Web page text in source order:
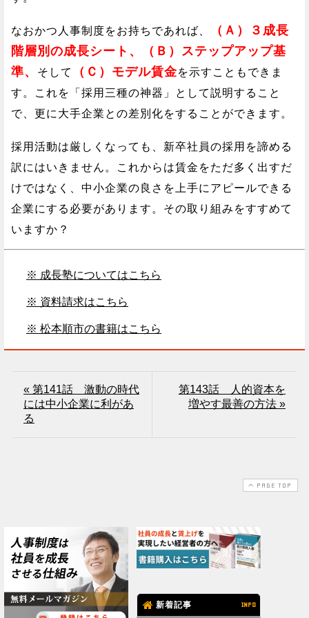
なおかつ人事制度をお持ちであれば、
（Ａ）３成長
階層別の成長シート、（Ｂ）ステップアップ基
準、
そして （Ｃ）モデル賃金を示すこともできま
す。これを「採用三種の神器」として説明すること
で、更に大手企業との差別化をすることができます。
採用活動は厳しくなっても、新卒社員の採用を諦める
訳にはいきません。これからは賃金をただ多く出すだ
けではなく、中小企業の良さを上手にアピールできる
企業にする必要があります。その取り組みをすすめて
いますか？
※ 成長塾についてはこちら
※ 資料請求はこちら
※ 松本順市の書籍はこちら
« 第141話 激動の時代
には中小企業に利があ
る
第143話 人的資本を
増やす最善の方法 »
PAGE TOP
新着記事 INFO